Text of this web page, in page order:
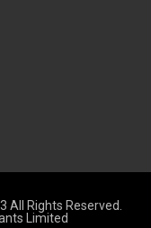
All Rights Reserved.
Limited